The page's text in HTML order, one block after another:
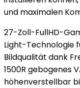
und maximalen
27-Zoll-FullHD-
Light-Technologie
Bildqualität dank
1500R gebogenes
höhenverstellbar